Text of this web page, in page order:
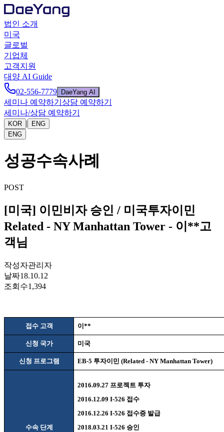
법인 소개
미국
글로벌
기업체
고객지원
대양 AI Guide
02-556-7779
DaeYang AI
세미나 예약하기 상담 예약하기
세미나/상담 예약하기
KOR |
ENG
ENG
성공수속사례
POST
[미국] 이민비자 승인 / 미국투자이민
Related - NY Manhattan Tower - 이**고
객님
작성자관리자
날짜18.10.12
조회수1,394
접수 고객 이**
신청 국가 미국
신청 프로그램 EB-5 투자이민(Related - NY Manhattan Tower)
수속 단계
2016.09.27 프로젝트 투자
2016.12.09 I-526 접수
2016.12.26 I-526 접수증 발급
2018.03.21 I-526 승인